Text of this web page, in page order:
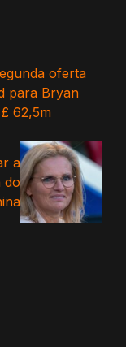
oferta
para Bryan
62,5m
a
do